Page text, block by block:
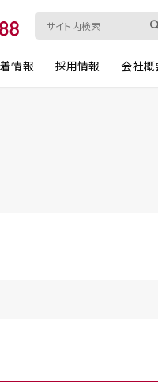
情報 採用情報 会社概